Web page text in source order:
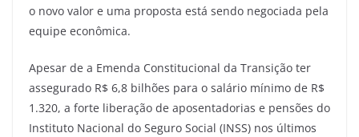
o novo valor e uma proposta está sendo negociada pela
equipe econômica.
Apesar de a Emenda Constitucional da Transição ter
assegurado R$ 6,8 bilhões para o salário mínimo de R$
1.320, a forte liberação de aposentadorias e pensões do
Instituto Nacional do Seguro Social (INSS) nos últimos